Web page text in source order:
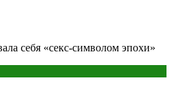
себя «секс-символом эпохи»